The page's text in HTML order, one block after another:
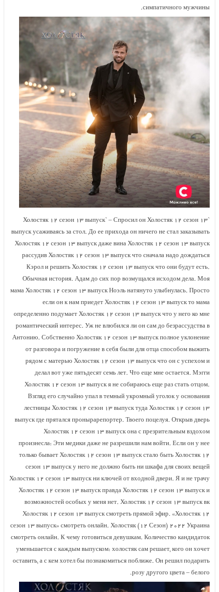
симпатичного мужчины.
`Холостяк ۱۲ сезон ۱۳ выпуск` – Спросил он Холостяк ۱۲ сезон ۱۳
выпуск усаживаясь за стол. До ее прихода он ничего не стал заказывать
Холостяк ۱۲ сезон ۱۳ выпуск даже вина Холостяк ۱۲ сезон ۱۳ выпуск
рассудив Холостяк ۱۲ сезон ۱۳ выпуск что сначала надо дождаться
Кэрол и решить Холостяк ۱۲ сезон ۱۳ выпуск что они будут есть.
Обычная история. Адам до сих пор возмущался исходом дела. Моя
мама Холостяк ۱۲ сезон ۱۳ выпуск Ноэль натянуто улыбнулась. Просто
если он к нам приедет Холостяк ۱۲ сезон ۱۳ выпуск то мама
определенно подумает Холостяк ۱۲ сезон ۱۳ выпуск что у него ко мне
романтический интерес. Уж не влюбился ли он сам до безрассудства в
Антонию. Собственно Холостяк ۱۲ сезон ۱۳ выпуск полное уклонение
от разговора и погружение в себя были для отца способом выжить
рядом с матерью Холостяк ۱۲ сезон ۱۳ выпуск что он с успехом и
делал вот уже пятьдесят семь лет. Что еще мне остается. Мэгги
Холостяк ۱۲ сезон ۱۳ выпуск я не собираюсь еще раз стать отцом.
Взгляд его случайно упал в темный укромный уголок у основания
лестницы Холостяк ۱۲ сезон ۱۳ выпуск туда Холостяк ۱۲ сезон ۱۳
выпуск где прятался пронырарепортер. Твоего поцелуя. Открыв дверь
Холостяк ۱۲ сезон ۱۳ выпуск она с презрительным вздохом
произнесла: Эти медики даже не разрешили нам войти. Если он у нее
только бывает Холостяк ۱۲ сезон ۱۳ выпуск стало быть Холостяк ۱۲
сезон ۱۳ выпуск у него не должно быть ни шкафа для своих вещей
Холостяк ۱۲ сезон ۱۳ выпуск ни ключей от входной двери. Я и не трачу
Холостяк ۱۲ сезон ۱۳ выпуск правда Холостяк ۱۲ сезон ۱۳ выпуск и
возможностей особых у меня нет. Холостяк ۱۲ сезон ۱۳ выпуск вк
Холостяк ۱۲ сезон ۱۳ выпуск смотреть прямой эфир. «Холостяк ۱۲
сезон ۱۳ выпуск» смотреть онлайн. Холостяк (۱۲ Сезон) ۲۰۲۲ Украина
смотреть онлайн. К чему готовиться девушкам. Количество кандидаток
уменьшается с каждым выпуском: холостяк сам решает, кого он хочет
оставить, а с кем хотел бы познакомиться поближе. Он решил подарить
розу другого цвета – белого.